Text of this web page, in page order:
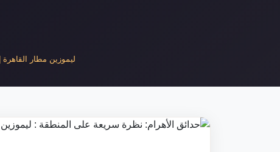
ليموزين مطار القاهرة